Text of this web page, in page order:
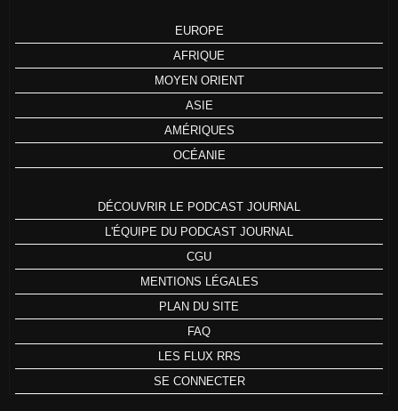
EUROPE
AFRIQUE
MOYEN ORIENT
ASIE
AMÉRIQUES
OCÉANIE
DÉCOUVRIR LE PODCAST JOURNAL
L'ÉQUIPE DU PODCAST JOURNAL
CGU
MENTIONS LÉGALES
PLAN DU SITE
FAQ
LES FLUX RRS
SE CONNECTER